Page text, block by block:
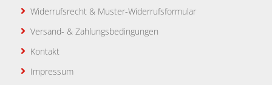
Widerrufsrecht & Muster-Widerrufsformular
Versand- & Zahlungsbedingungen
Kontakt
Impressum